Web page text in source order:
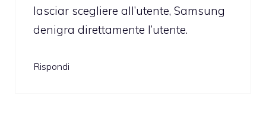
lasciar scegliere all’utente, Samsung
denigra direttamente l’utente.
Rispondi